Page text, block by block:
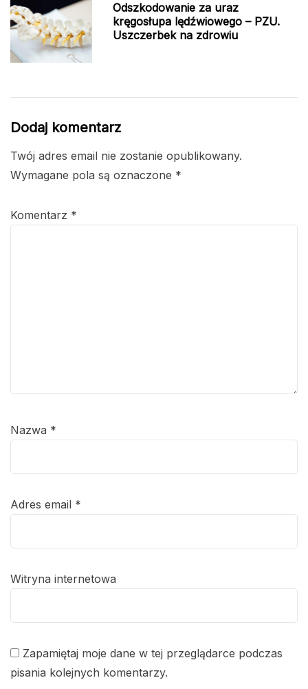
Odszkodowanie za uraz
kręgosłupa lędźwiowego – PZU.
Uszczerbek na zdrowiu
Dodaj komentarz
Twój adres email nie zostanie opublikowany.
Wymagane pola są oznaczone *
Komentarz *
Nazwa *
Adres email *
Witryna internetowa
Zapamiętaj moje dane w tej przeglądarce podczas
pisania kolejnych komentarzy.